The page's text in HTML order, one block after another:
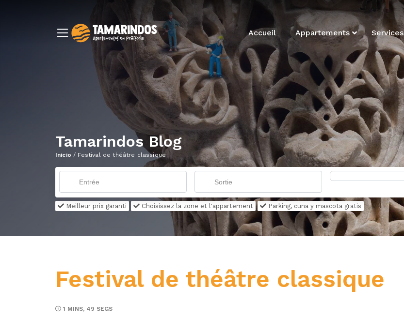
Accueil Appartements Services
Tamarindos Blog
Inicio / Festival de théâtre classique
Meilleur prix garanti Choisissez la zone et l'appartement Parking, cuna y mascota gratis
Festival de théâtre classique
1 MINS, 49 SEGS